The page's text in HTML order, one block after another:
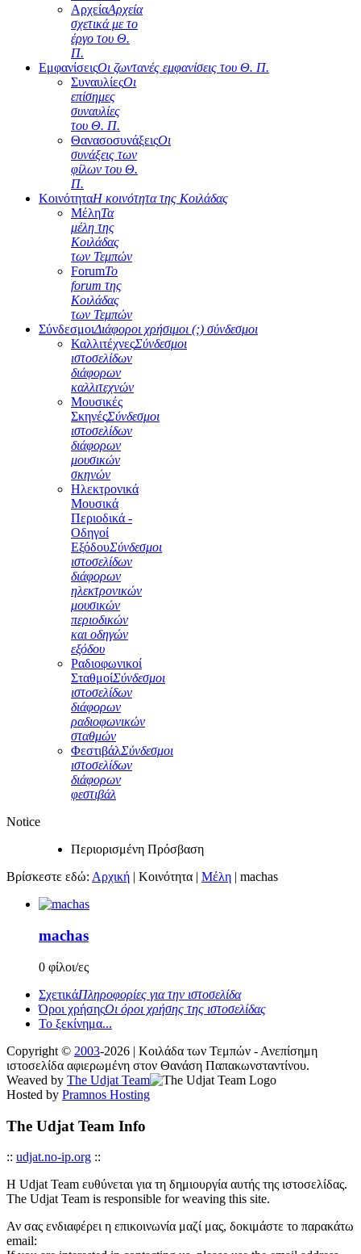
ΑρχείαΑρχεία
σχετικά με το
έργο του Θ.
Π.
ΕμφανίσειςΟι ζωντανές εμφανίσεις του Θ. Π.
ΣυναυλίεςΟι
επίσημες
συναυλίες
του Θ. Π.
ΘανασοσυνάξειςΟι
συνάξεις των
φίλων του Θ.
Π.
ΚοινότηταΗ κοινότητα της Κοιλάδας
ΜέληΤα
μέλη της
Κοιλάδας
των Τεμπών
ForumΤο
forum της
Κοιλάδας
των Τεμπών
ΣύνδεσμοιΔιάφοροι χρήσιμοι (;) σύνδεσμοι
ΚαλλιτέχνεςΣύνδεσμοι
ιστοσελίδων
διάφορων
καλλιτεχνών
Μουσικές
ΣκηνέςΣύνδεσμοι
ιστοσελίδων
διάφορων
μουσικών
σκηνών
Ηλεκτρονικά
Μουσικά
Περιοδικά -
Οδηγοί
ΕξόδουΣύνδεσμοι
ιστοσελίδων
διάφορων
ηλεκτρονικών
μουσικών
περιοδικών
και οδηγών
εξόδου
Ραδιοφωνικοί
ΣταθμοίΣύνδεσμοι
ιστοσελίδων
διάφορων
ραδιοφωνικών
σταθμών
ΦεστιβάλΣύνδεσμοι
ιστοσελίδων
διάφορων
φεστιβάλ
Notice
Περιορισμένη Πρόσβαση
Βρίσκεστε εδώ: Αρχική | Κοινότητα | Μέλη | machas
machas
0 φίλοι/ες
ΣχετικάΠληροφορίες για την ιστοσελίδα
Όροι χρήσηςΟι όροι χρήσης της ιστοσελίδας
Το ξεκίνημα...
Copyright © 2003-2026 | Κοιλάδα των Τεμπών - Ανεπίσημη
ιστοσελίδα αφιερωμένη στον Θανάση Παπακωνσταντίνου.
Weaved by The Udjat Team
Hosted by Pramnos Hosting
The Udjat Team Info
:: udjat.no-ip.org ::
Η Udjat Team ευθύνεται για τη δημιουργία αυτής της ιστοσελίδας.
The Udjat Team is responsible for weaving this site.
Αν σας ενδιαφέρει η επικοινωνία μαζί μας, δοκιμάστε το παρακάτω
email: